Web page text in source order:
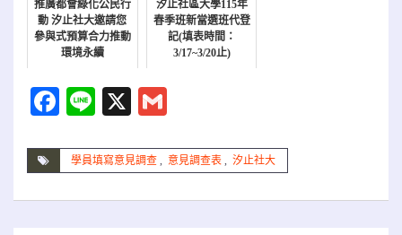
推廣都會綠化公民行
動 汐止社大邀請您
參與式預算合力推動
環境永續
汐止社區大學115年
春季班新當選班代登
記(填表時間：
3/17~3/20止)
Facebook
LineX
學員填寫意見調查 , 意見調查表 , 汐止社大